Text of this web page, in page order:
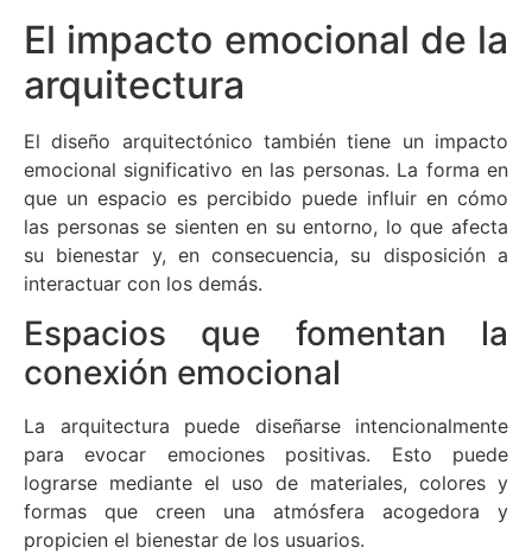
El impacto emocional de la
arquitectura
El diseño arquitectónico también tiene un impacto
emocional significativo en las personas. La forma en
que un espacio es percibido puede influir en cómo
las personas se sienten en su entorno, lo que afecta
su bienestar y, en consecuencia, su disposición a
interactuar con los demás.
Espacios que fomentan la
conexión emocional
La arquitectura puede diseñarse intencionalmente
para evocar emociones positivas. Esto puede
lograrse mediante el uso de materiales, colores y
formas que creen una atmósfera acogedora y
propicien el bienestar de los usuarios.